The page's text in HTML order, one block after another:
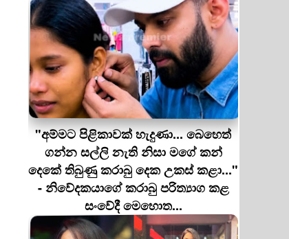
"අම්මට පිළිකාවක් හැදුණා... බෙහෙත්
ගන්න සල්ලි නැති නිසා මගේ කන්
දෙකේ තිබුණු කරාබු දෙක උකස් කළා..."
- නිවේදකයාගේ කරාබු පරිත්‍යාග කළ
සංවේදී මෙහොත...